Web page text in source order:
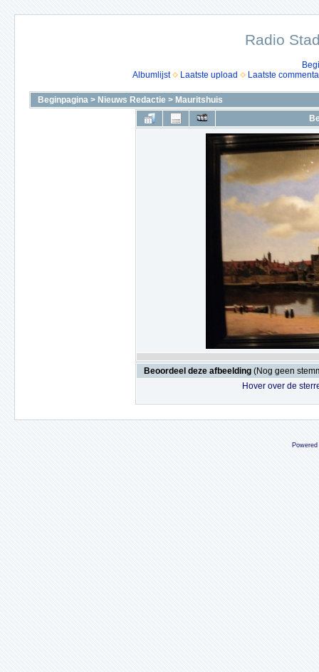
Radio
Albumlijst
Laatste upload Laatste
Beginpagina > Nieuws Redactie > Mauritshuis
Beoordeel deze afbeelding (Nog geen
Hover over de